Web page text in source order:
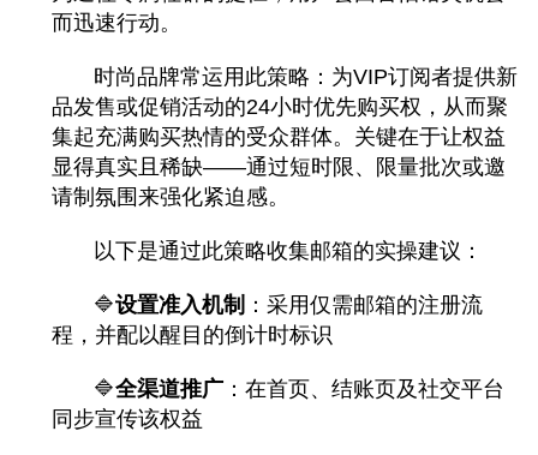
而迅速行动。
时尚品牌常运用此策略：为VIP订阅者提供新
品发售或促销活动的24小时优先购买权，从而聚
集起充满购买热情的受众群体。关键在于让权益
显得真实且稀缺——通过短时限、限量批次或邀
请制氛围来强化紧迫感。
以下是通过此策略收集邮箱的实操建议：
🔷设置准入机制 ：采用仅需邮箱的注册流
程，并配以醒目的倒计时标识
🔷全渠道推广 ：在首页、结账页及社交平台
同步宣传该权益